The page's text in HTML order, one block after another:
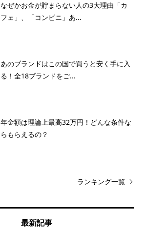
なぜかお金が貯まらない人の3大理由「カ
フェ」、「コンビニ」あ...
あのブランドはこの国で買うと安く手に入
る！全18ブランドをご...
年金額は理論上最高32万円！どんな条件な
らもらえるの？
ランキング一覧
最新記事